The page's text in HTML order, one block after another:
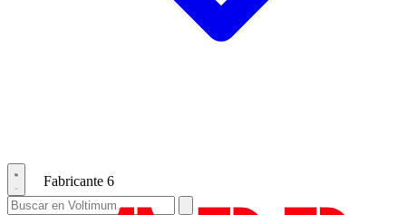
Fabricante 6